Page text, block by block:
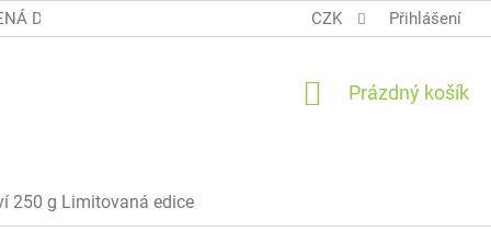
DOPRAVA COOL BALÍK OBCHODNÍ PODMÍNKY TERUNKY
CZK Přihlášení
NÁKUPNÍ
Prázdný košík
250 g Limitovaná edice